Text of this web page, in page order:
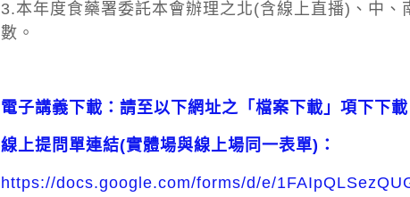
3.本年度食藥署委託本會辦理之北(含線上直播)、中
數。
電子講義下載：請至以下網址之「檔案下載」項下下載
線上提問單連結(實體場與線上場同一表單)：
https://docs.google.com/forms/d/e/